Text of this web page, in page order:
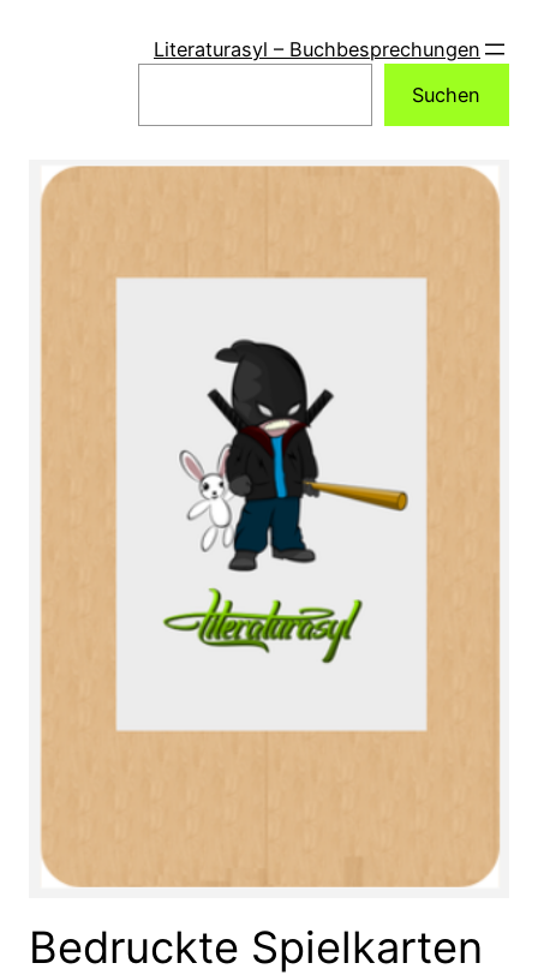
Literaturasyl – Buchbesprechungen
Suchen
Bedruckte Spielkarten